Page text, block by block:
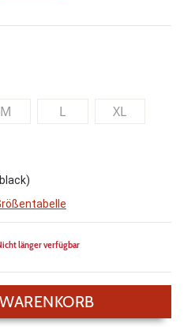
M L
XL
länger verfügbar